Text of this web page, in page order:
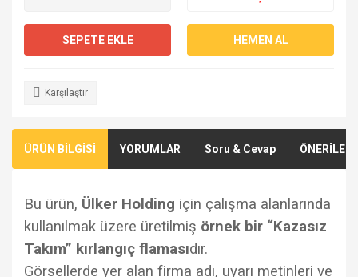
SEPETE EKLE HEMEN AL
Karşılaştır
ÜRÜN BİLGİSİ YORUMLAR Soru & Cevap
Bu ürün, Ülker Holding için çalışma alanlarında
kullanılmak üzere üretilmiş örnek bir “Kazasız
Takım” kırlangıç flamasıdır.
Görsellerde yer alan firma adı, uyarı metinleri ve